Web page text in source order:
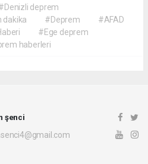
deprem
dakika #Deprem
#AFAD
#Ege deprem
haberleri
şenci